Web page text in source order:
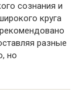
сознания и
круга
разные
но